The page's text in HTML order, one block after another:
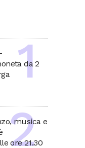
da 2
musica e
ore 21.30